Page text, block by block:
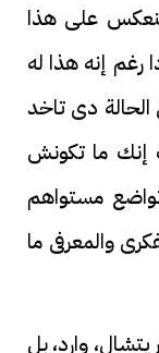
ينعكس على هذا
إنه هذا له
دى تاخد
إنك ما تكونش
مستواهم
والمعرفى ما
يتشال، وارد، بل